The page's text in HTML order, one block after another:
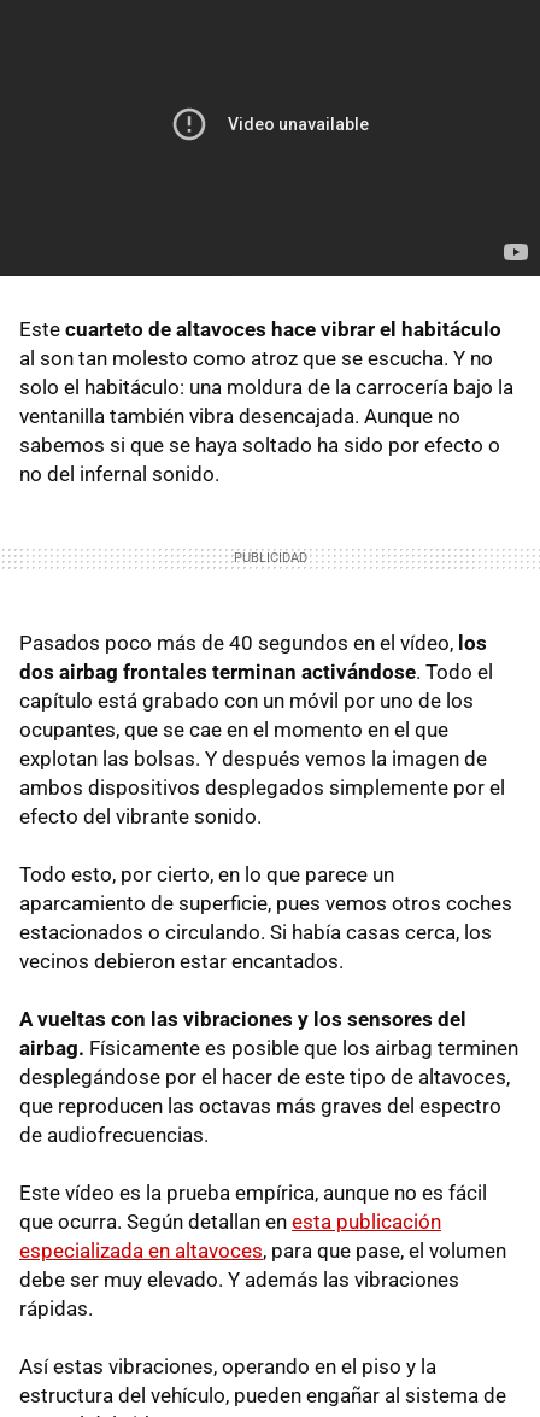
Este cuarteto de altavoces hace vibrar el habitáculo
al son tan molesto como atroz que se escucha. Y no
solo el habitáculo: una moldura de la carrocería bajo la
ventanilla también vibra desencajada. Aunque no
sabemos si que se haya soltado ha sido por efecto o
no del infernal sonido.
Pasados poco más de 40 segundos en el vídeo, los
dos airbag frontales terminan activándose. Todo el
capítulo está grabado con un móvil por uno de los
ocupantes, que se cae en el momento en el que
explotan las bolsas. Y después vemos la imagen de
ambos dispositivos desplegados simplemente por el
efecto del vibrante sonido.
Todo esto, por cierto, en lo que parece un
aparcamiento de superficie, pues vemos otros coches
estacionados o circulando. Si había casas cerca, los
vecinos debieron estar encantados.
A vueltas con las vibraciones y los sensores del
airbag. Físicamente es posible que los airbag terminen
desplegándose por el hacer de este tipo de altavoces,
que reproducen las octavas más graves del espectro
de audiofrecuencias.
Este vídeo es la prueba empírica, aunque no es fácil
que ocurra. Según detallan en esta publicación
especializada en altavoces, para que pase, el volumen
debe ser muy elevado. Y además las vibraciones
rápidas.
Así estas vibraciones, operando en el piso y la
estructura del vehículo, pueden engañar al sistema de